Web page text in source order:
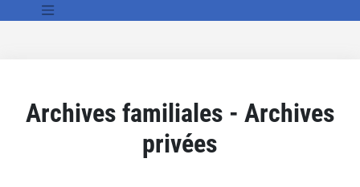
Archives familiales - Archives
privées